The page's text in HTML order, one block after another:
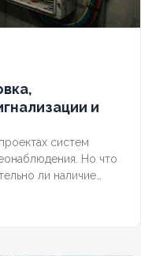
и
систем
Но что
ли наличие
расшифровку,